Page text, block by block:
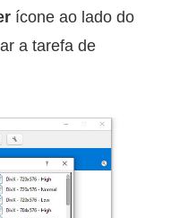
ícone ao lado do
a tarefa de